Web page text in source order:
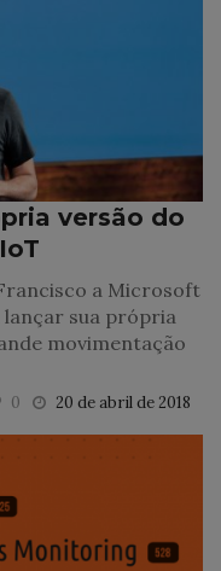
versão do
a Microsoft
sua própria
movimentação
20 de abril de 2018
0